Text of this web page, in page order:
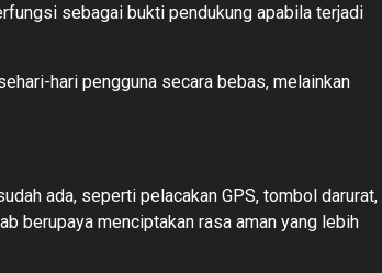
sebagai bukti pendukung apabila terjadi
hari pengguna secara bebas, melainkan
ada, seperti pelacakan GPS, tombol darurat,
berupaya menciptakan rasa aman yang lebih